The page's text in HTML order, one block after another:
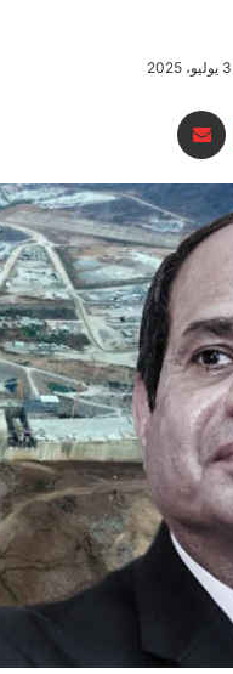
3 يوليو، 2025
لينكدإن